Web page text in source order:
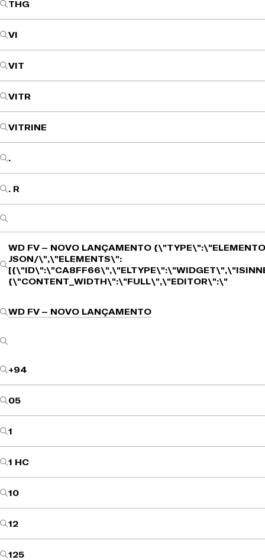
THG
VI
VIT
VITR
VITRINE
.
. R
WD FV – NOVO LANÇAMENTO
JSON/\",\"ELEMENTS\":
{\"CONTENT_WIDTH\":\"FULL\",\"EDITOR\":\"
WD FV – NOVO LANÇAMENTO
+94
05
1
1 HC
10
12
125